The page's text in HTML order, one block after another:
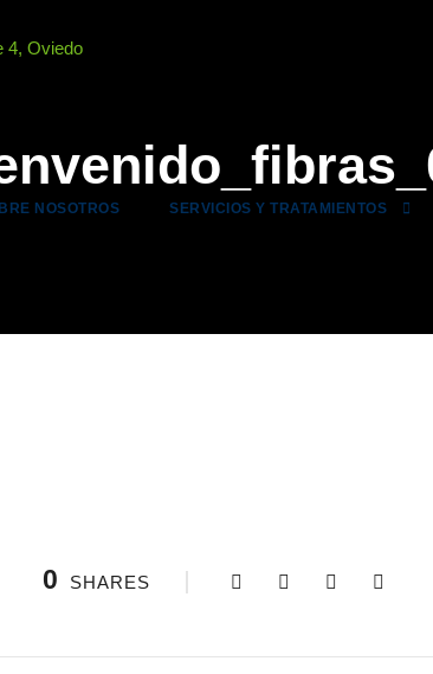
4, Oviedo
NOSOTROS SERVICIOS Y TRATAMIENTOS
0 SHARES